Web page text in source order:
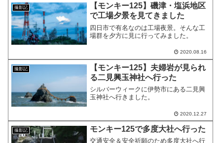
撮影記
【モンキー125】磯津・塩浜地区
で工場夕景を見てきました
四日市で有名なのは工場夜景。そんな工
場群を夕方に見に行ってみました。
2020.08.16
撮影記
【モンキー125】夫婦岩が見られ
る二見興玉神社へ行った
シルバーウィークに伊勢市にある二見興
玉神社へ行きました。
2020.12.27
撮影記 モンキー125で多度大社へ行った
交通安全＆安全祈願のため多度大社へ行